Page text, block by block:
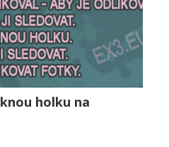
holku na instagramu
holku na